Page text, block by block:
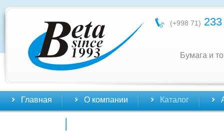
(+998 71)
Бумага и
Главная О компании Каталог